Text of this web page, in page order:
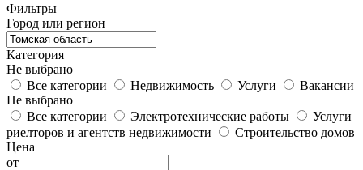
Фильтры
Город или регион
Категория
Не выбрано
Все категории
Недвижимость Услуги
Вакансии
Не выбрано
Все категории
Электротехнические работы
Услуги
риелторов и агентств недвижимости
Строительство домов
Цена
от